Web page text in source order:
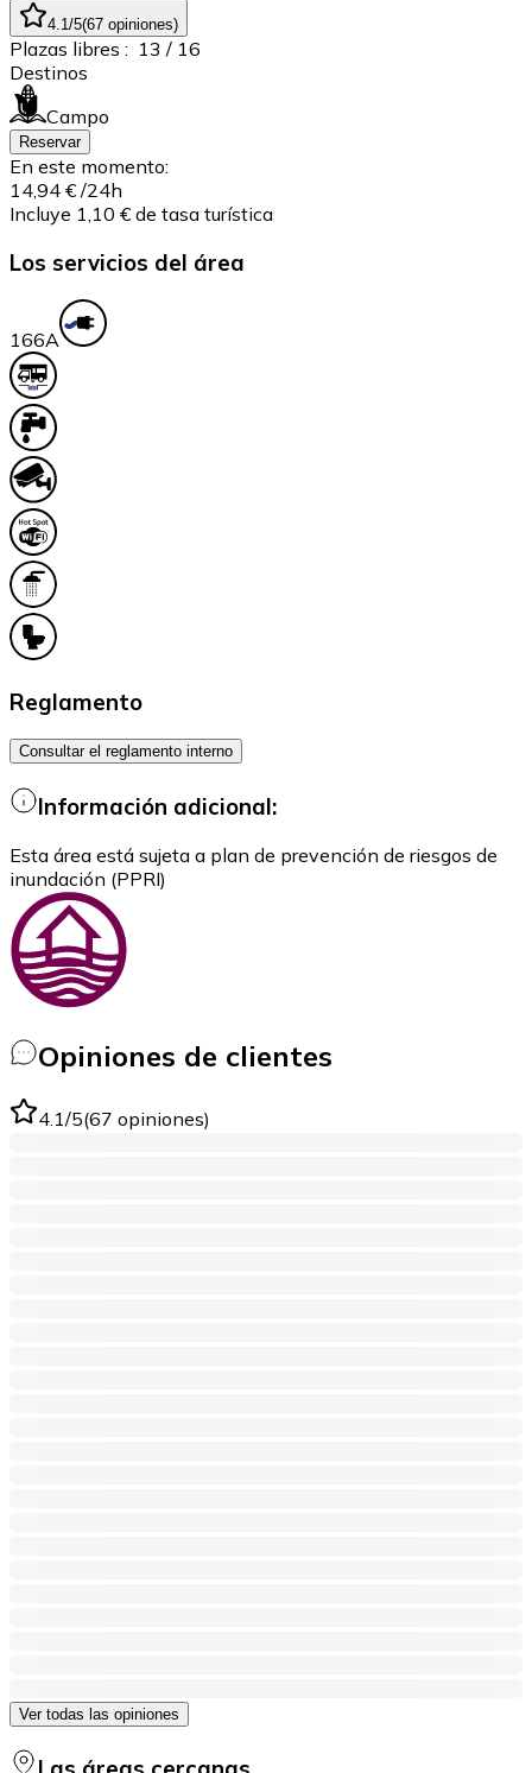
4.1/5(67 opiniones)
Plazas libres : 13 / 16
Destinos
Campo
Reservar
En este momento:
14,94 € /24h
Incluye 1,10 € de tasa turística
Los servicios del área
166A
Reglamento
Consultar el reglamento interno
Información adicional:
Esta área está sujeta a plan de prevención de riesgos de
inundación (PPRI)
Opiniones de clientes
4.1/5(67 opiniones)
Ver todas las opiniones